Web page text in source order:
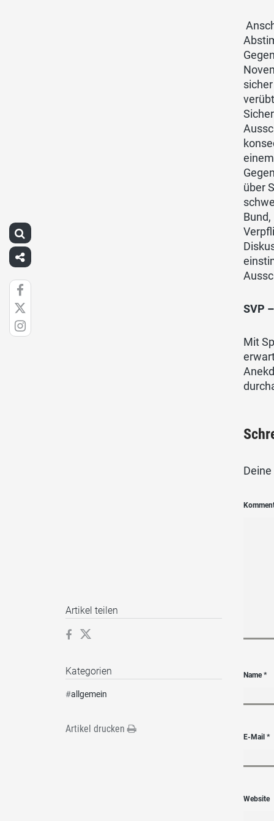
über
SVP
Mit
Name*
E-Mail*
Website
Artikel teilen
Kategorien
#allgemein
Artikel drucken